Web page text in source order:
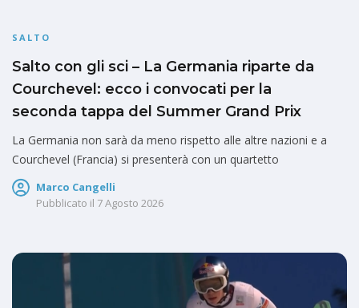
SALTO
Salto con gli sci – La Germania riparte da
Courchevel: ecco i convocati per la
seconda tappa del Summer Grand Prix
La Germania non sarà da meno rispetto alle altre nazioni e a
Courchevel (Francia) si presenterà con un quartetto
Marco Cangelli
Pubblicato il 7 Agosto 2026